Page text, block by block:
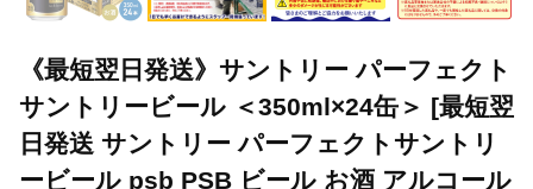
《最短翌日発送》サントリー パーフェクト
サントリービール ＜350ml×24缶＞ [最短翌
日発送 サントリー パーフェクトサントリ
ービール psb PSB ビール お酒 アルコール